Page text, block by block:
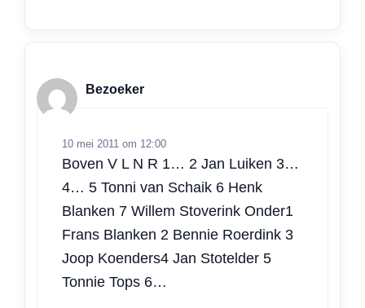
Bezoeker
10 mei 2011 om 12:00
Boven V L N R 1… 2 Jan Luiken 3…
4… 5 Tonni van Schaik 6 Henk
Blanken 7 Willem Stoverink Onder1
Frans Blanken 2 Bennie Roerdink 3
Joop Koenders4 Jan Stotelder 5
Tonnie Tops 6…